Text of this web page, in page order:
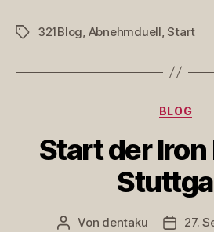
Schlagwörter
321Blog Abnehmduell ,Start
BLOG
Start der
Beitragsautor
Von dentaku
27.